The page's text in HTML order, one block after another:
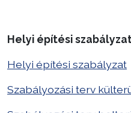
Helyi építési
Helyi építési szabályzat
Szabályozási terv